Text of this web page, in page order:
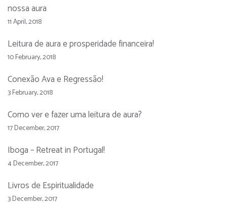
nossa aura
11 April, 2018
Leitura de aura e prosperidade financeira!
10 February, 2018
Conexão Ava e Regressão!
3 February, 2018
Como ver e fazer uma leitura de aura?
17 December, 2017
Iboga – Retreat in Portugal!
4 December, 2017
Livros de Espiritualidade
3 December, 2017